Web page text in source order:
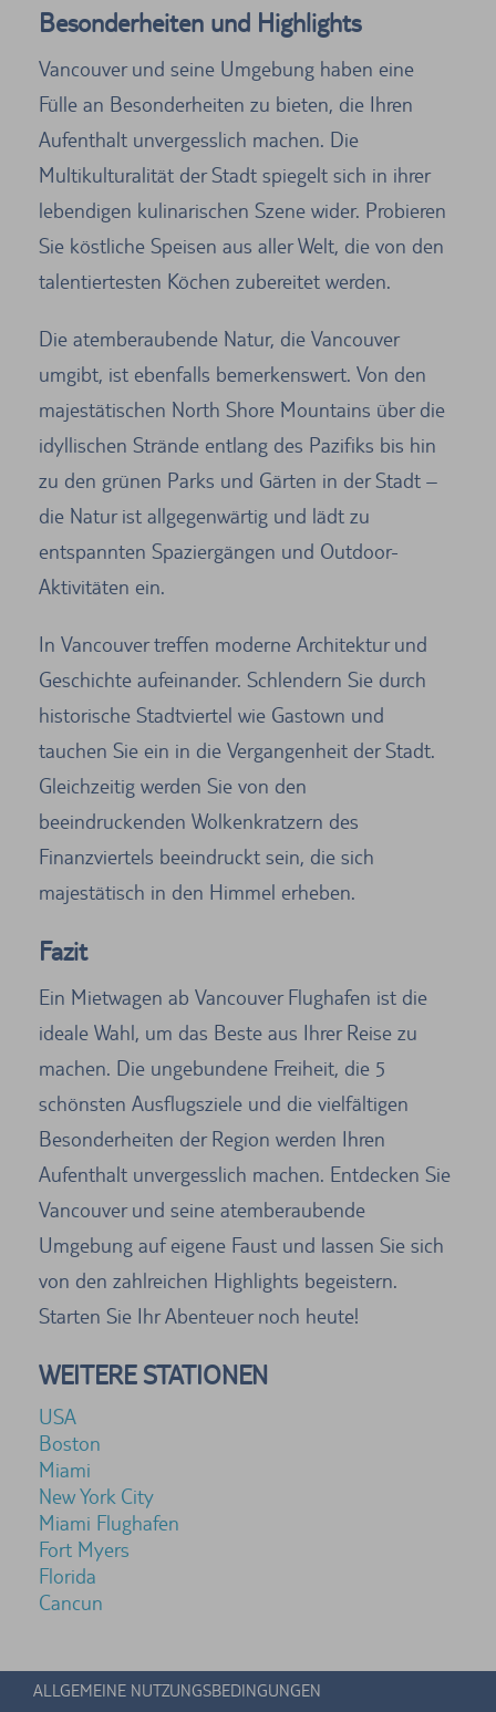
Besonderheiten und Highlights
Vancouver und seine Umgebung haben eine
Fülle an Besonderheiten zu bieten, die Ihren
Aufenthalt unvergesslich machen. Die
Multikulturalität der Stadt spiegelt sich in ihrer
lebendigen kulinarischen Szene wider. Probieren
Sie köstliche Speisen aus aller Welt, die von den
talentiertesten Köchen zubereitet werden.
Die atemberaubende Natur, die Vancouver
umgibt, ist ebenfalls bemerkenswert. Von den
majestätischen North Shore Mountains über die
idyllischen Strände entlang des Pazifiks bis hin
zu den grünen Parks und Gärten in der Stadt –
die Natur ist allgegenwärtig und lädt zu
entspannten Spaziergängen und Outdoor-
Aktivitäten ein.
In Vancouver treffen moderne Architektur und
Geschichte aufeinander. Schlendern Sie durch
historische Stadtviertel wie Gastown und
tauchen Sie ein in die Vergangenheit der Stadt.
Gleichzeitig werden Sie von den
beeindruckenden Wolkenkratzern des
Finanzviertels beeindruckt sein, die sich
majestätisch in den Himmel erheben.
Fazit
Ein Mietwagen ab Vancouver Flughafen ist die
ideale Wahl, um das Beste aus Ihrer Reise zu
machen. Die ungebundene Freiheit, die 5
schönsten Ausflugsziele und die vielfältigen
Besonderheiten der Region werden Ihren
Aufenthalt unvergesslich machen. Entdecken Sie
Vancouver und seine atemberaubende
Umgebung auf eigene Faust und lassen Sie sich
von den zahlreichen Highlights begeistern.
Starten Sie Ihr Abenteuer noch heute!
WEITERE STATIONEN
USA
Boston
Miami
New York City
Miami Flughafen
Fort Myers
Florida
Cancun
ALLGEMEINE NUTZUNGSBEDINGUNGEN